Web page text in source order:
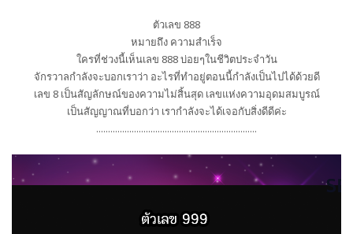
ตัวเลข 888
หมายถึง ความสำเร็จ
ใครที่ช่วงนี้เห็นเลข 888 บ่อยๆในชีวิตประจำวัน
จักรวาลกำลังจะบอกเราว่า อะไรที่ทำอยู่ตอนนี้กำลังเป็นไปได้ด้วยดี
เลข 8 เป็นสัญลักษณ์ของความไม่สิ้นสุด เลขแห่งความอุดมสมบูรณ์
เป็นสัญญาณที่บอกว่า เรากำลังจะได้เจอกับสิ่งดีดีค่ะ
....................................................................